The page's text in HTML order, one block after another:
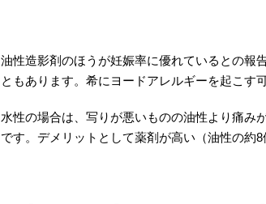
油性造影剤のほうが妊娠率に優れているとの報
ともあります。希にヨードアレルギーを起こす
水性の場合は、写りが悪いものの油性より痛み
です。デメリットとして薬剤が高い（油性の約8